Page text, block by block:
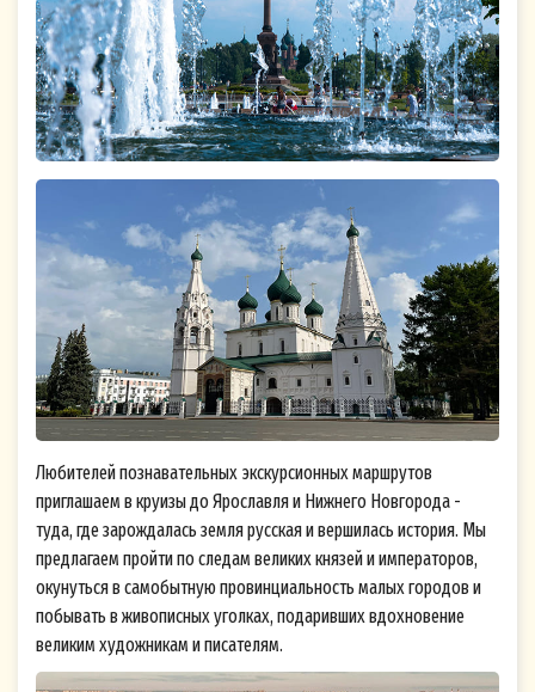
Любителей познавательных экскурсионных маршрутов
приглашаем в круизы до Ярославля и Нижнего Новгорода -
туда, где зарождалась земля русская и вершилась история. Мы
предлагаем пройти по следам великих князей и императоров,
окунуться в самобытную провинциальность малых городов и
побывать в живописных уголках, подаривших вдохновение
великим художникам и писателям.